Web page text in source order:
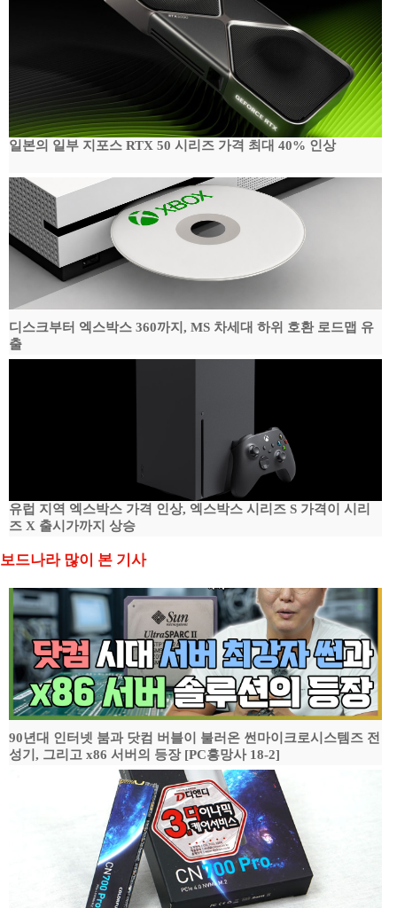
일본의 일부 지포스 RTX 50 시리즈 가격 최대 40% 인상
디스크부터 엑스박스 360까지, MS 차세대 하위 호환 로드맵 유
출
유럽 지역 엑스박스 가격 인상, 엑스박스 시리즈 S 가격이 시리
즈 X 출시가까지 상승
보드나라 많이 본 기사
90년대 인터넷 붐과 닷컴 버블이 불러온 썬마이크로시스템즈 전
성기, 그리고 x86 서버의 등장 [PC흥망사 18-2]